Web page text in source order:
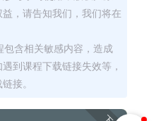
，请告知我们，我们将在
含相关敏感内容，造成
到课程下载链接失效等，
接。